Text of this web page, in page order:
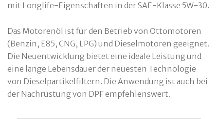
mit Longlife-Eigenschaften in der SAE-Klasse 5W-30.
Das Motorenöl ist für den Betrieb von Ottomotoren
(Benzin, E85, CNG, LPG) und Dieselmotoren geeignet.
Die Neuentwicklung bietet eine ideale Leistung und
eine lange Lebensdauer der neuesten Technologie
von Dieselpartikelfiltern. Die Anwendung ist auch bei
der Nachrüstung von DPF empfehlenswert.